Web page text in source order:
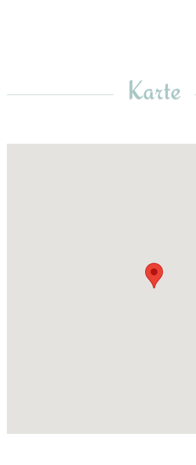
Karte